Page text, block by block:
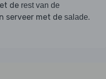
de rest van de
serveer met de salade.